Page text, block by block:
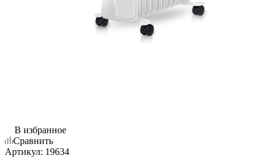
В избранное
Сравнить
Артикул: 19634